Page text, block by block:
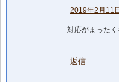
2019年2月11
対応がまった
返信